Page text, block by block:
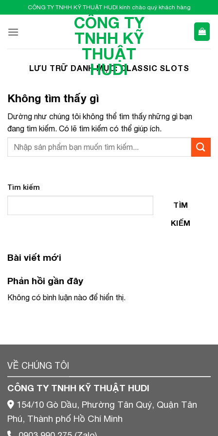
qua
nội
CÔNG TY TNHH KỸ THUẬT HUDI kính chào quý khách hàng
CÔNG TY
TNHH KỸ
THUẬT
HUDI
LƯU TRỮ DANH MỤC:CLASSIC SLOTS
Không tìm thấy gì
Dường như chúng tôi không thể tìm thấy những gì bạn
đang tìm kiếm. Có lẽ tìm kiếm có thể giúp ích.
Tìm kiếm
TÌM
KIẾM
Bài viết mới
Phản hồi gần đây
Không có bình luận nào để hiển thị.
VỀ CHÚNG TÔI
CÔNG TY TNHH KỸ THUẬT HUDI
154/10 Gò Dầu, Phường Tân Quý, Quận Tân
Phú, Thành phố Hồ Chí Minh